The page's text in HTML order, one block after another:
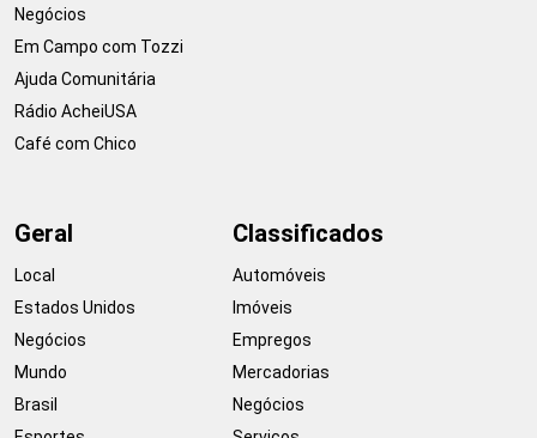
Negócios
Em Campo com Tozzi
Ajuda Comunitária
Rádio AcheiUSA
Café com Chico
Geral
Local
Estados Unidos
Negócios
Mundo
Brasil
Classificados
Automóveis
Imóveis
Empregos
Mercadorias
Negócios